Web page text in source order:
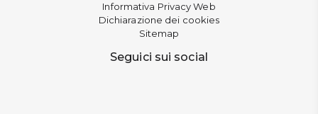
Informativa Privacy Web
Dichiarazione dei cookies
Sitemap
Seguici sui social